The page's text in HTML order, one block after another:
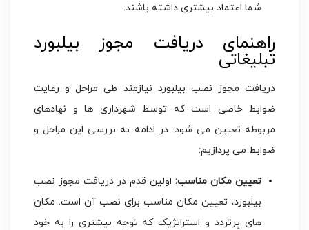
شما اعتماد بیشتری داشته باشند.
راهنمای دریافت مجوز بیلبورد
تبلیغاتی
دریافت مجوز نصب بیلبورد نیازمند طی مراحل و رعایت
ضوابط خاصی است که توسط شهرداری ها و نهادهای
مربوطه تعیین می شود. در ادامه به بررسی این مراحل و
ضوابط می پردازیم:
تعیین مکان مناسب: اولین قدم در دریافت مجوز نصب
بیلبورد، تعیین مکان مناسب برای نصب آن است. مکان
های پرتردد و استراتژیک که توجه بیشتری را به خود